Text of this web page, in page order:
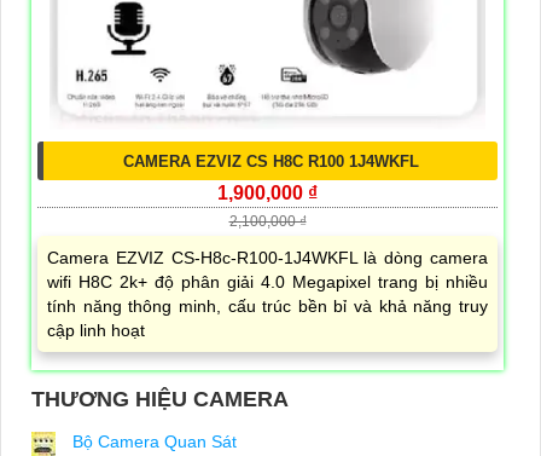
CAMERA EZVIZ CS H8C R100 1J4WKFL
1,900,000 ₫
2,100,000 ₫
Camera EZVIZ CS-H8c-R100-1J4WKFL là dòng camera
wifi H8C 2k+ độ phân giải 4.0 Megapixel trang bị nhiều
tính năng thông minh, cấu trúc bền bỉ và khả năng truy
cập linh hoạt
THƯƠNG HIỆU CAMERA
Bộ Camera Quan Sát